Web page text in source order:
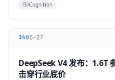
Cognition
1406-27
DeepSeek V4 发布：1.6T
击穿行业底价